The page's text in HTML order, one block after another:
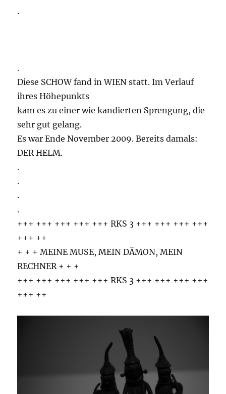
.
.
Diese SCHOW fand in WIEN statt. Im Verlauf
ihres Höhepunkts
kam es zu einer wie kandierten Sprengung, die
sehr gut gelang.
Es war Ende November 2009. Bereits damals:
DER HELM.
.
.
.
.
+++ +++ +++ +++ +++ RKS 3 +++ +++ +++ +++
+++ ++
+ + + MEINE MUSE, MEIN DÄMON, MEIN
RECHNER + + +
+++ +++ +++ +++ +++ RKS 3 +++ +++ +++ +++
+++ ++